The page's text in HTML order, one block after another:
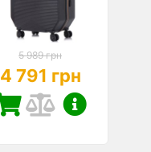
5 989 грн
4 791 грн